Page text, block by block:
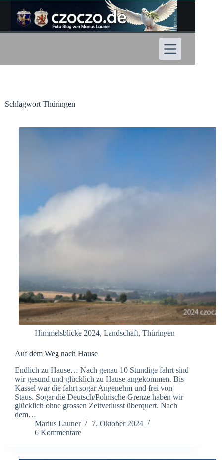
Inhalt
springen
Schlagwort Thüringen
Himmelsblicke 2024, Landschaft, Thüringen
Auf dem Weg nach Hause
Endlich zu Hause… Nach genau 10 Stundige fahrt sind
wir gesund und glücklich zu Hause angekommen. Bis
Kassel war die fahrt sogar Angenehm und frei von
Staus. Sogar die Deutsch/Polnische Grenze haben wir
glücklich ohne grossen Zeitverlusst überquert. Nach
dem…
Marius Launer
7. Oktober 2024
6 Kommentare